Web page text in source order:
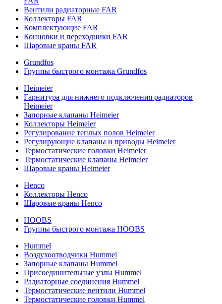
Вентили радиаторные FAR
Коллекторы FAR
Комплектующие FAR
Концовки и переходники FAR
Шаровые краны FAR
Grundfos
Группы быстрого монтажа Grundfos
Heimeier
Гарнитура для нижнего подключения радиаторов
Heimeier
Запорные клапаны Heimeier
Коллекторы Heimeier
Регулирование теплых полов Heimeier
Регулирующие клапаны и приводы Heimeier
Термостатические головки Heimeier
Термостатические клапаны Heimeier
Шаровые краны Heimeier
Henco
Коллекторы Henco
Шаровые краны Henco
HOOBS
Группы быстрого монтажа HOOBS
Hummel
Воздухоотводчики Hummel
Запорные клапаны Hummel
Присоединительные узлы Hummel
Радиаторные соединения Hummel
Термостатические вентили Hummel
Термостатические головки Hummel